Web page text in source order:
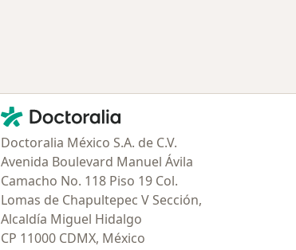
Contacto
Doctoralia - Página de inicio
Doctoralia México S.A. de C.V.
Avenida Boulevard Manuel Ávila
Camacho No. 118 Piso 19 Col.
Lomas de Chapultepec V Sección,
Alcaldía Miguel Hidalgo
CP 11000 CDMX, México